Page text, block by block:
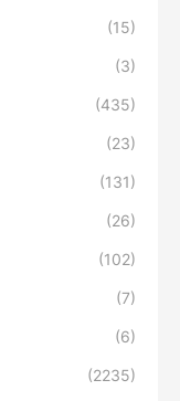
(15)
(3)
(435)
(23)
(131)
(26)
(102)
(7)
(6)
(2235)